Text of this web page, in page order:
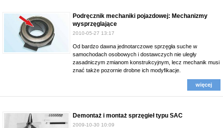
Podręcznik mechaniki pojazdowej: Mechanizmy
wysprzęglające
2010-05-27 13:17
Od bardzo dawna jednotarczowe sprzęgła suche w
samochodach osobowych i dostawczych nie uległy
zasadniczym zmianom konstrukcyjnym, lecz mechanik musi
znać także pozornie drobne ich modyfikacje.
więcej
Demontaż i montaż sprzęgieł typu SAC
2009-10-30 10:09